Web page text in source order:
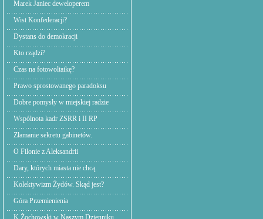
Marek Janiec deweloperem
Wist Konfederacji?
Dystans do demokracji
Kto rządzi?
Czas na fotowoltaikę?
Prawo sprostowanego paradoksu
Dobre pomysły w miejskiej radzie
Wspólnota kadr ZSRR i II RP
Złamanie sekretu gabinetów.
O Filonie z Aleksandrii
Dary, których miasta nie chcą.
Kolektywizm Żydów. Skąd jest?
Góra Przemienienia
K.Żochowski w Naszym Dzienniku